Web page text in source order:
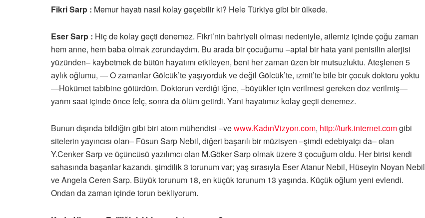
Fikri Sarp : Memur hayatı nasıl kolay geçebilir ki? Hele Türkiye gibi bir ülkede.
Eser Sarp : Hiç de kolay geçti denemez. Fikri’nin bahriyeli olması nedeniyle, ailemiz içinde çoğu zaman
hem anne, hem baba olmak zorundaydım. Bu arada bir çocuğumu –aptal bir hata yani penisilin alerjisi
yüzünden– kaybetmek de bütün hayatımı etkileyen, beni her zaman üzen bir mutsuzluktu. Ateşlenen 5
aylık oğlumu, — O zamanlar Gölcük’te yaşıyorduk ve değil Gölcük’te, ızmit’te bile bir çocuk doktoru yoktu
—Hükümet tabibine götürdüm. Doktorun verdiği iğne, –büyükler için verilmesi gereken doz verilmiş—
yarım saat içinde önce felç, sonra da ölüm getirdi. Yani hayatımız kolay geçti denemez.
Bunun dışında bildiğin gibi biri atom mühendisi –vewww.KadınVizyon.com, http://turk.internet.comgibi
sitelerin yayıncısı olan– Füsun Sarp Nebil, diğeri başarılı bir müzisyen –şimdi edebiyatçı da– olan
Y.Cenker Sarp ve üçüncüsü yazılımcı olan M.Göker Sarp olmak üzere 3 çocuğum oldu. Her birisi kendi
sahasında başarılar kazandı. şimdilik 3 torunum var; yaş sırasıyla Eser Atanur Nebil, Hüseyin Noyan Nebil
ve Angela Ceren Sarp. Büyük torunum 18, en küçük torunum 13 yaşında. Küçük oğlum yeni evlendi.
Ondan da zaman içinde torun bekliyorum.